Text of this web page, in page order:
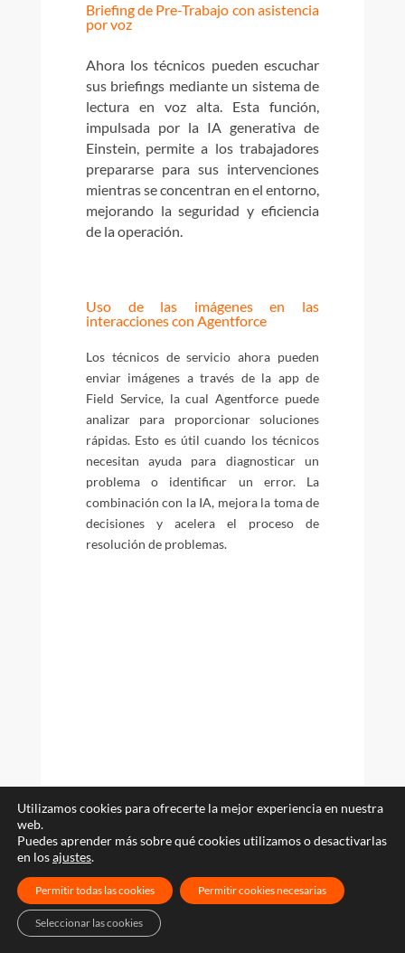
Briefing de Pre-Trabajo con asistencia
por voz
Ahora los técnicos pueden escuchar
sus briefings mediante un sistema de
lectura en voz alta. Esta función,
impulsada por la IA generativa de
Einstein, permite a los trabajadores
prepararse para sus intervenciones
mientras se concentran en el entorno,
mejorando la seguridad y eficiencia
de la operación.
Uso de las imágenes en las
interacciones con Agentforce
Los técnicos de servicio ahora pueden
enviar imágenes a través de la app de
Field Service, la cual Agentforce puede
analizar para proporcionar soluciones
rápidas. Esto es útil cuando los técnicos
necesitan ayuda para diagnosticar un
problema o identificar un error. La
combinación con la IA, mejora la toma de
decisiones y acelera el proceso de
resolución de problemas.
Asignación eficiente de recursos con
Utilizamos cookies para ofrecerte la mejor experiencia en nuestra
web.
Puedes aprender más sobre qué cookies utilizamos o desactivarlas
en losajustes.
Permitir todas las cookies Permitir cookies necesarias
Seleccionar las cookies